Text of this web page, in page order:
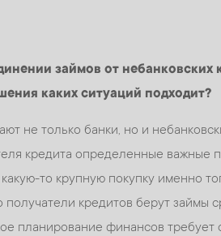
займов от небанковских
каких ситуаций подходит?
не только банки, но и
кредита определенные важные
то крупную покупку именно
кредитов берут займы
планирование финансов требует